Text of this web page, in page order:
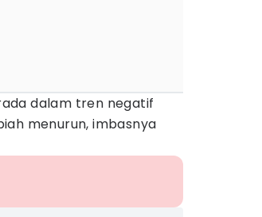
dalam tren negatif
menurun, imbasnya